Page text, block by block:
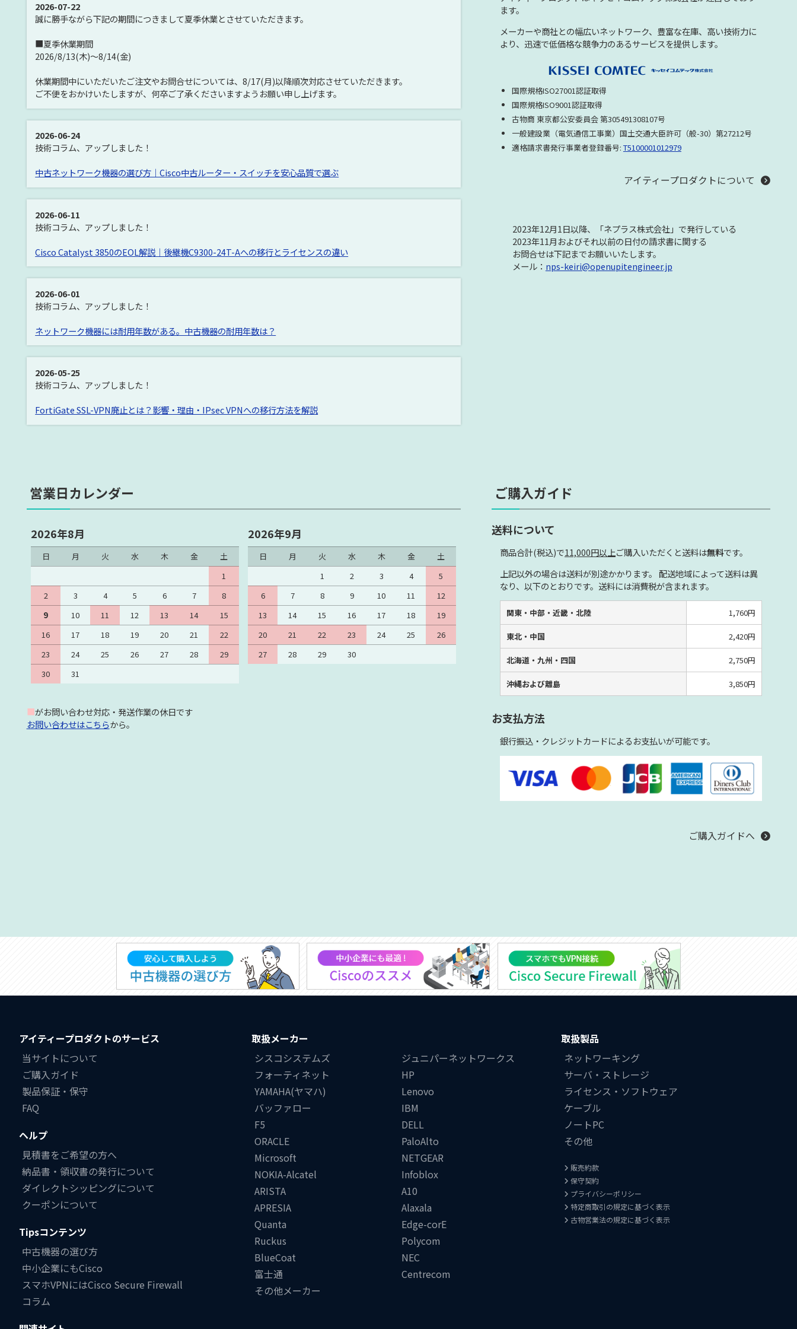
2026-07-22
誠に勝手ながら下記の期間につきまして夏季休業とさせていただきます。
■夏季休業期間
2026/8/13(木)～8/14(金)
休業期間中にいただいたご注文やお問合せについては、8/17(月)以降順次対応させていただきます。
ご不便をおかけいたしますが、何卒ご了承くださいますようお願い申し上げます。
2026-06-24
技術コラム、アップしました！
中古ネットワーク機器の選び方｜Cisco中古ルーター・スイッチを安心品質で選ぶ
2026-06-11
技術コラム、アップしました！
Cisco Catalyst 3850のEOL解説｜後継機C9300-24T-Aへの移行とライセンスの違い
2026-06-01
技術コラム、アップしました！
ネットワーク機器には耐用年数がある。中古機器の耐用年数は？
2026-05-25
技術コラム、アップしました！
FortiGate SSL-VPN廃止とは？影響・理由・IPsec VPNへの移行方法を解説
ます。
メーカーや商社との幅広いネットワーク、豊富な在庫、高い技術力に
より、迅速で低価格な競争力のあるサービスを提供します。
国際規格ISO27001認証取得
国際規格ISO9001認証取得
古物商 東京都公安委員会 第305491308107号
一般建設業（電気通信工事業）国土交通大臣許可（般-30）第27212号
適格請求書発行事業者登録番号: T5100001012979
アイティープロダクトについて
2023年12月1日以降、「ネプラス株式会社」で発行している
2023年11月およびそれ以前の日付の請求書に関する
お問合せは下記までお願いいたします。
メール： nps-keiri@openupitengineer.jp
営業日カレンダー
2026年8月
日 月 火 水 木 金
土
1
2
3 4 5 6 7
8
9
10 11 12 13 14
15
16
17 18 19 20 21
22
23
24 25 26 27 28
29
30
31
2026年9月
日 月 火 水 木 金
土
1
2 3 4
5
6
7 8 9 10 11
12
13
14 15 16 17 18
19
20
21 22 23 24 25
26
27
28 29 30
■がお問い合わせ対応・発送作業の休日です
お問い合わせはこちらから。
ご購入ガイド
送料について
商品合計(税込)で11,000円以上ご購入いただくと送料は無料です。
上記以外の場合は送料が別途かかります。 配送地域によって送料は異
なり、以下のとおりです。送料には消費税が含まれます。
関東・中部・近畿・北陸 1,760円
東北・中国 2,420円
北海道・九州・四国 2,750円
沖縄および離島 3,850円
お支払方法
銀行振込・クレジットカードによるお支払いが可能です。
ご購入ガイドへ
アイティープロダクトのサービス
当サイトについて
ご購入ガイド
製品保証・保守
FAQ
ヘルプ
見積書をご希望の方へ
納品書・領収書の発行について
ダイレクトシッピングについて
クーポンについて
Tipsコンテンツ
中古機器の選び方
中小企業にもCisco
スマホVPNにはCisco Secure Firewall
コラム
取扱メーカー
シスコシステムズ
ジュニパーネットワークス
フォーティネット
HP
YAMAHA(ヤマハ)
Lenovo
バッファロー
IBM
F5
DELL
ORACLE
PaloAlto
Microsoft
NETGEAR
NOKIA-Alcatel
Infoblox
ARISTA
A10
APRESIA
Alaxala
Quanta
Edge-corE
Ruckus
Polycom
BlueCoat
NEC
富士通
Centrecom
その他メーカー
取扱製品
ネットワーキング
サーバ・ストレージ
ライセンス・ソフトウェア
ケーブル
ノートPC
その他
販売約款
保守契約
プライバシーポリシー
特定商取引の規定に基づく表示
古物営業法の規定に基づく表示